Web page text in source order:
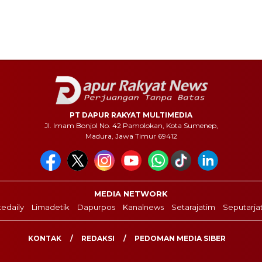
PT DAPUR RAKYAT MULTIMEDIA
Jl. Imam Bonjol No. 42 Pamolokan, Kota Sumenep,
Madura, Jawa Timur 69412
MEDIA NETWORK
Limadetik Dapurpos Kanalnews Setarajatim
KONTAK REDAKSI PEDOMAN MEDIA SIBER